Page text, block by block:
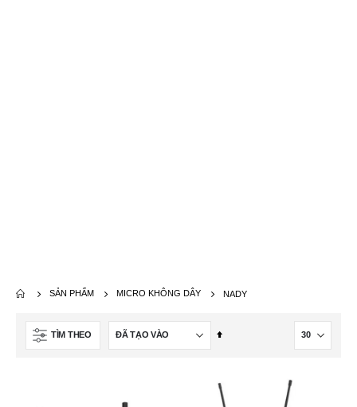
SẢN PHẨM MICRO KHÔNG DÂY NADY
TÌM THEO
Thiết
hướng
giảm